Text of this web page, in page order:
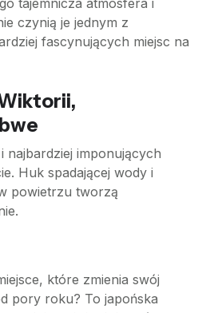
tajemnicza atmosfera i
czynią je jednym z
fascynujących miejsc na
najbardziej imponujących
Huk spadającej wody i
powietrzu tworzą
które zmienia swój
pory roku? To japońska